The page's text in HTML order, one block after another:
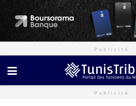
Publicité
Publicité